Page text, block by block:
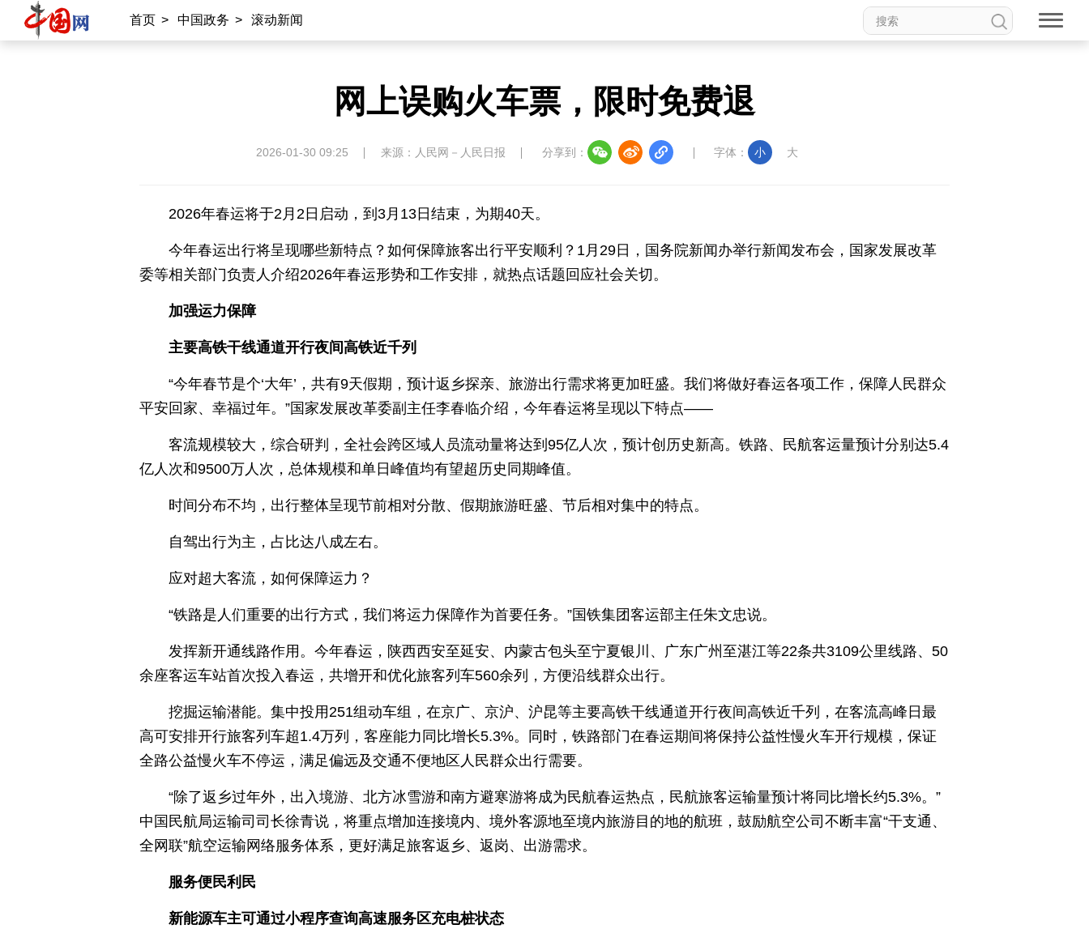
首页 > 中国政务 > 滚动新闻
网上误购火车票，限时免费退
2026-01-30 09:25 来源：人民网－人民日报 分享到： 字体： 小 大
2026年春运将于2月2日启动，到3月13日结束，为期40天。
今年春运出行将呈现哪些新特点？如何保障旅客出行平安顺利？1月29日，国务院新闻办举行新闻发布会，国家发展改革
委等相关部门负责人介绍2026年春运形势和工作安排，就热点话题回应社会关切。
加强运力保障
主要高铁干线通道开行夜间高铁近千列
“今年春节是个‘大年’，共有9天假期，预计返乡探亲、旅游出行需求将更加旺盛。我们将做好春运各项工作，保障人民群众
平安回家、幸福过年。”国家发展改革委副主任李春临介绍，今年春运将呈现以下特点——
客流规模较大，综合研判，全社会跨区域人员流动量将达到95亿人次，预计创历史新高。铁路、民航客运量预计分别达5.4
亿人次和9500万人次，总体规模和单日峰值均有望超历史同期峰值。
时间分布不均，出行整体呈现节前相对分散、假期旅游旺盛、节后相对集中的特点。
自驾出行为主，占比达八成左右。
应对超大客流，如何保障运力？
“铁路是人们重要的出行方式，我们将运力保障作为首要任务。”国铁集团客运部主任朱文忠说。
发挥新开通线路作用。今年春运，陕西西安至延安、内蒙古包头至宁夏银川、广东广州至湛江等22条共3109公里线路、50
余座客运车站首次投入春运，共增开和优化旅客列车560余列，方便沿线群众出行。
挖掘运输潜能。集中投用251组动车组，在京广、京沪、沪昆等主要高铁干线通道开行夜间高铁近千列，在客流高峰日最
高可安排开行旅客列车超1.4万列，客座能力同比增长5.3%。同时，铁路部门在春运期间将保持公益性慢火车开行规模，保证
全路公益慢火车不停运，满足偏远及交通不便地区人民群众出行需要。
“除了返乡过年外，出入境游、北方冰雪游和南方避寒游将成为民航春运热点，民航旅客运输量预计将同比增长约5.3%。”
中国民航局运输司司长徐青说，将重点增加连接境内、境外客源地至境内旅游目的地的航班，鼓励航空公司不断丰富“干支通、
全网联”航空运输网络服务体系，更好满足旅客返乡、返岗、出游需求。
服务便民利民
新能源车主可通过小程序查询高速服务区充电桩状态